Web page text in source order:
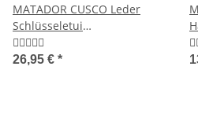
MATADOR CUSCO Leder
Schlüsseletui
Schlüsseltasche 2
Schlüsselringe
26,95 € *